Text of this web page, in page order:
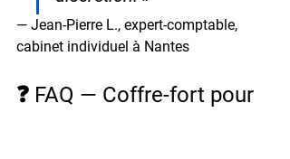
— Jean-Pierre L., expert-comptable,
cabinet individuel à Nantes
❓ FAQ — Coffre-fort pour